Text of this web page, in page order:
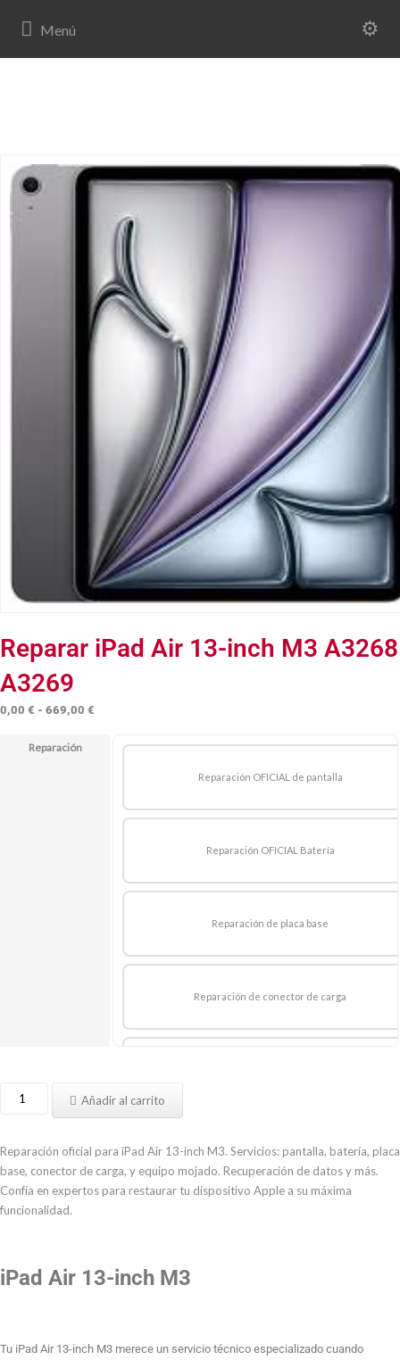
Reparar iPad Air 13-inch M3 A3268
A3269
0,00 € - 669,00 €
precios:
Reparación
Reparación OFICIAL de pantalla
Reparación OFICIAL Batería
Reparación de placa base
Reparación de conector de carga
Reparar
13-
inch
M3
A3268
Añadir al carrito
Reparación oficial para iPad Air 13-inch M3. Servicios: pantalla, batería, placa
base, conector de carga, y equipo mojado. Recuperación de datos y más.
Confía en expertos para restaurar tu dispositivo Apple a su máxima
funcionalidad.
iPad Air 13-inch M3
Tu iPad Air 13-inch M3 merece un servicio técnico especializado cuando